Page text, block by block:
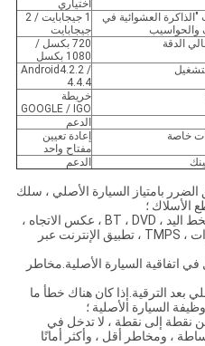
اختياري
"الذاكرة العشوائية في
والحواسيب
1 جيجابايت / 2
جيجابايت
الدقة
720 بكسل /
1080 بكسل
Android4.2.2 /
4.4.4
خريطة
GOOGLE / IGO
الدعم
خاصة
إعادة تعيين
مفتاح واحد
الدعم
بامتياز السيارة الأصلي ، سلك
الأسلاك ؛
2. حدد وظيفة التثبيت بحرية (التنقل بخط اليد ، BT ، DVD ، عكس الاتجاه ،
360 بانورامي ، مسجل بيانات السيارات ، TMPS ، تطبيق الإنترنت عبر
في اتفاقية السيارة الأصلية.مخاطر
بعد الترقية.إذا كان هناك خطأ ما
السيارة الأصلية ؛
من نقطة إلى نقطة ، لا تدخل في
، ومخاطر أقل ، وأكثر أمانًا